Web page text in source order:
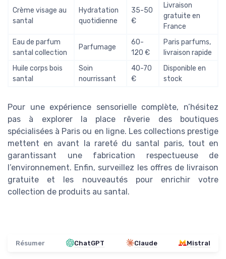
Crème visage au
santal
Hydratation
quotidienne
35-50
€
Livraison
gratuite en
France
Eau de parfum
santal collection
Parfumage
60-
120 €
Paris parfums,
livraison rapide
Huile corps bois
santal
Soin
nourrissant
40-70
€
Disponible en
stock
Pour une expérience sensorielle complète, n’hésitez
pas à explorer la place rêverie des boutiques
spécialisées à Paris ou en ligne. Les collections prestige
mettent en avant la rareté du santal paris, tout en
garantissant une fabrication respectueuse de
l’environnement. Enfin, surveillez les offres de livraison
gratuite et les nouveautés pour enrichir votre
collection de produits au santal.
Résumer ChatGPT Claude Mistral